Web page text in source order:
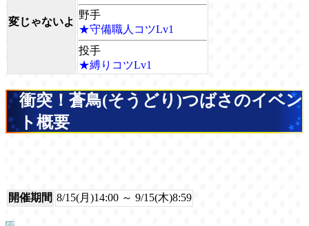
変じゃないよ
野手
★守備職人コツLv1
投手
★縛りコツLv1
衝突！蒼鳥(そうどり)つばさのイベン
ト概要
開催期間 8/15(月)14:00 ～ 9/15(木)8:59